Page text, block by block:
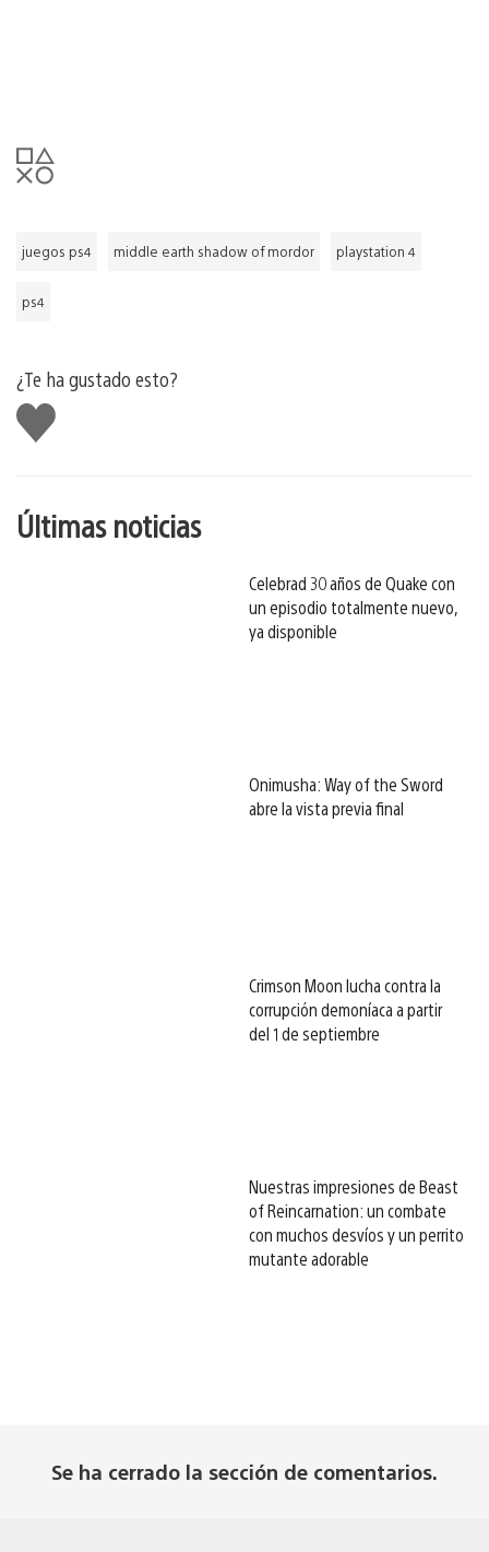
juegos ps4 middle earth shadow of mordor playstation 4
ps4
¿Te ha gustado esto?
Me
gusta
Últimas noticias
Celebrad 30 años de Quake con
un episodio totalmente nuevo,
ya disponible
Onimusha: Way of the Sword
abre la vista previa final
Crimson Moon lucha contra la
corrupción demoníaca a partir
del 1 de septiembre
Nuestras impresiones de Beast
of Reincarnation: un combate
con muchos desvíos y un perrito
mutante adorable
Se ha cerrado la sección de comentarios.